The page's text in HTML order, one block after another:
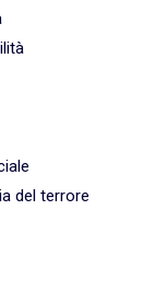
del terrore